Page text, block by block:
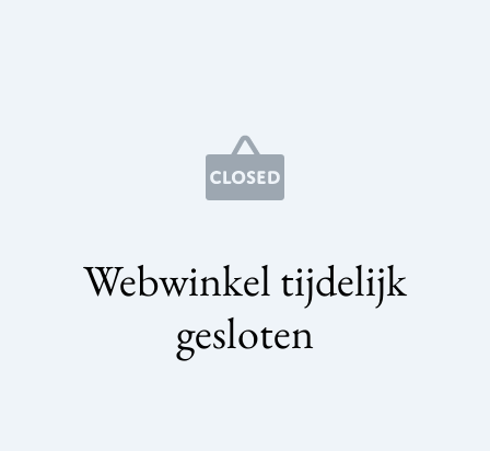
Webwinkel tijdelijk
gesloten